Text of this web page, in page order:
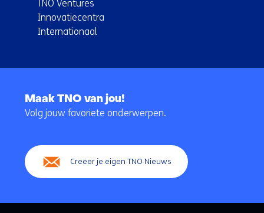
TNO Ventures
Innovatiecentra
Internationaal
navigatie
Maak TNO van jou!
Volg jouw favoriete onderwerpen.
Creëer je eigen TNO Nieuws